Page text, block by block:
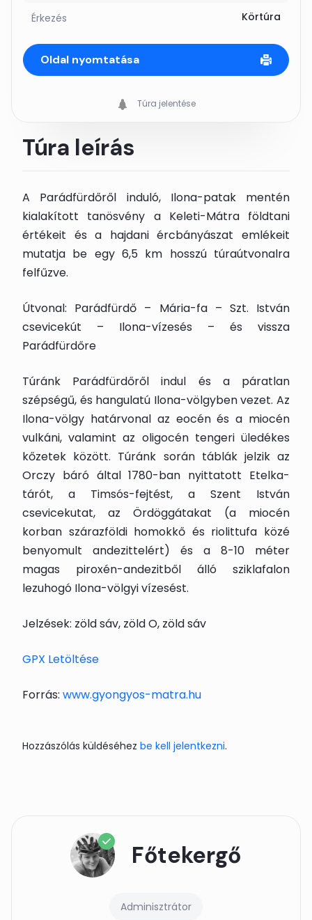
Érkezés Körtúra
Oldal nyomtatása
Túra jelentése
Túra leírás
A Parádfürdőről induló, Ilona-patak mentén
kialakított tanösvény a Keleti-Mátra földtani
értékeit és a hajdani ércbányászat emlékeit
mutatja be egy 6,5 km hosszú túraútvonalra
felfűzve.
Útvonal: Parádfürdő – Mária-fa – Szt. István
csevicekút – Ilona-vízesés – és vissza
Parádfürdőre
Túránk Parádfürdőről indul és a páratlan
szépségű, és hangulatú Ilona-völgyben vezet. Az
Ilona-völgy határvonal az eocén és a miocén
vulkáni, valamint az oligocén tengeri üledékes
kőzetek között. Túránk során táblák jelzik az
Orczy báró által 1780-ban nyittatott Etelka-
tárót, a Timsós-fejtést, a Szent István
csevicekutat, az Ördöggátakat (a miocén
korban szárazföldi homokkő és riolittufa közé
benyomult andezittelért) és a 8-10 méter
magas piroxén-andezitből álló sziklafalon
lezuhogó Ilona-völgyi vízesést.
Jelzések: zöld sáv, zöld O, zöld sáv
GPX Letöltése
Forrás: www.gyongyos-matra.hu
Főtekergő
Adminisztrátor
Hozzászólás küldéséhez be kell jelentkezni.